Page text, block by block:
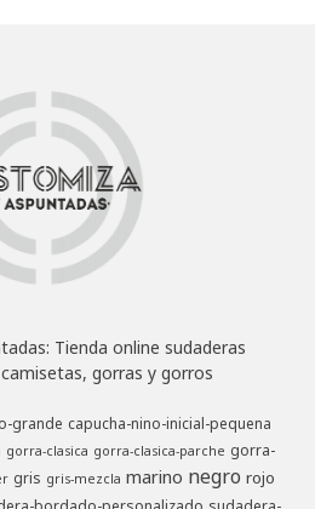
Tienda online sudaderas
gorras y gorros
grande capucha-nino-inicial-pequena
gorra-clasica gorra-clasica-parche gorra-
gris gris-mezcla marino negro rojo